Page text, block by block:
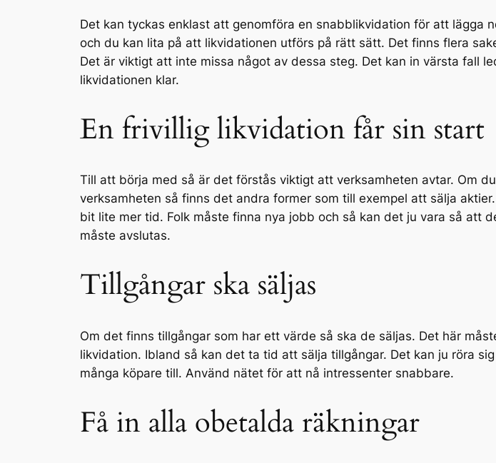
Det kan tyckas enklast att genomföra en snabblikvidation för att lägga
och du kan lita på att likvidationen utförs på rätt sätt. Det finns flera
Det är viktigt att inte missa något av dessa steg. Det kan in värsta fall
likvidationen klar.
En frivillig likvidation får sin start
Till att börja med så är det förstås viktigt att verksamheten avtar. Om
verksamheten så finns det andra former som till exempel att sälja
bit lite mer tid. Folk måste finna nya jobb och så kan det ju vara så att
måste avslutas.
Tillgångar ska säljas
Om det finns tillgångar som har ett värde så ska de säljas. Det här
likvidation. Ibland så kan det ta tid att sälja tillgångar. Det kan ju röra
många köpare till. Använd nätet för att nå intressenter snabbare.
Få in alla obetalda räkningar